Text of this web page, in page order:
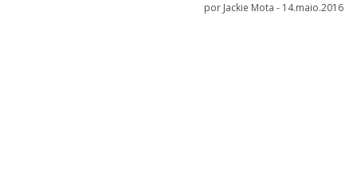
por Jackie Mota - 14.maio.2016